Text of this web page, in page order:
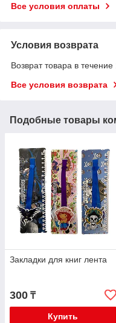
Все условия оплаты
Условия возврата
Возврат товара в
Все условия возврата
Подобные товары
Закладки для книг лента
300 ₸
Купить